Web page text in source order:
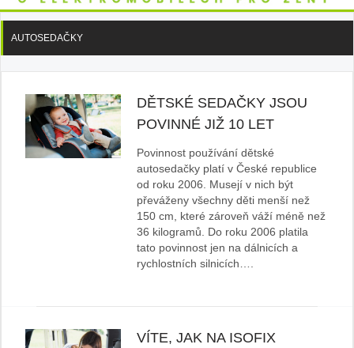
AUTOSEDAČKY
DĚTSKÉ SEDAČKY JSOU
POVINNÉ JIŽ 10 LET
Povinnost používání dětské
autosedačky platí v České republice
od roku 2006. Musejí v nich být
převáženy všechny děti menší než
150 cm, které zároveň váží méně než
36 kilogramů. Do roku 2006 platila
tato povinnost jen na dálnicích a
rychlostních silnicích….
VÍTE, JAK NA ISOFIX